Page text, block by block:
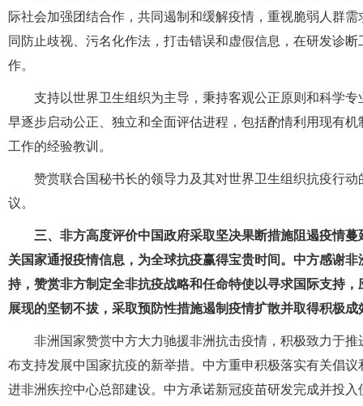
际社会加强团结合作，共同遏制和缓解疫情，重视脆弱人群
同防止歧视、污名化作法，打击错误和虚假信息，在研发诊
作。
支持以世界卫生组织为主导，秉持客观公正原则和科学
早逐步启动公正、独立和全面评估进程，包括酌情利用现有
工作的经验教训。
赞赏联合国秘书长的领导力及其对世界卫生组织抗疫行
议。
三、非方高度评价中国政府采取坚决果断措施阻遏疫情
关国家通报疫情信息，为全球抗疫赢得宝贵时间。中方感谢
持，赞赏非方制定全非抗疫战略和任命特使以寻求国际支持
展现的坚韧不拔，采取预防性措施遏制疫情扩散并取得积极成
非洲国家赞赏中方大力驰援非洲抗击疫情，积极致力于
布支持发展中国家抗疫的新举措。中方重申积极落实有关倡
进非洲疾控中心总部建设。中方承诺新冠疫苗研发完成并投